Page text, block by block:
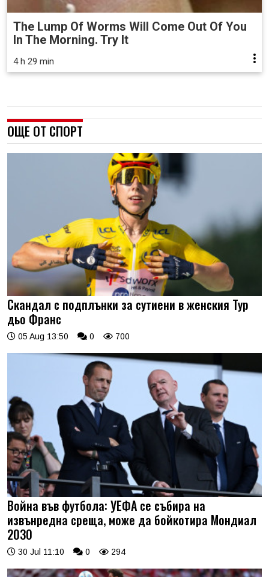
The Lump Of Worms Will Come Out Of You
In The Morning. Try It
4 h 29 min
ОЩЕ ОТ СПОРТ
Скандал с подплънки за сутиени в женския Тур
дьо Франс
05 Aug 13:50 0 700
Война във футбола: УЕФА се събира на
извънредна среща, може да бойкотира Мондиал
2030
30 Jul 11:10 0 294